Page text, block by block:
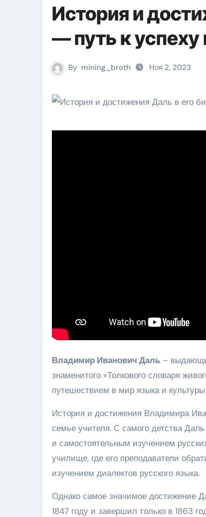
История и
— путь к
By mining_broth Ноя 2, 2023
Владимир Иванович Даль –
знаменитого «Толкового словаря
путешествием в мир языка и культуры
История и достижения Владимира
семье учителя. С самого детства
и самостоятельным изучением
училище, где его преподаватели
изучением диалектов русского языка.
Однако самое значимое достижение
1847 году и завершил только в 1863